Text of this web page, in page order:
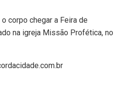
corpo chegar a Feira de
na igreja Missão Profética, no